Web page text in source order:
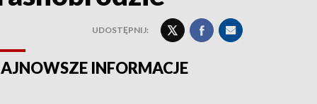
UDOSTĘPNIJ:
INFORMACJE